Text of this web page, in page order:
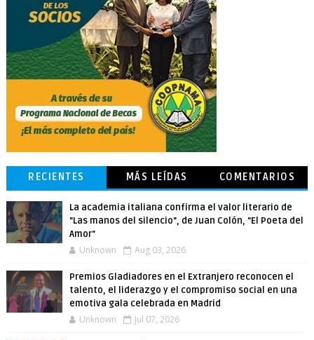
RECIENTES MÁS LEÍDAS COMENTARIOS
La academia italiana confirma el valor literario de
"Las manos del silencio", de Juan Colón, "El Poeta del
Amor"
Unknown Aug 03, 2026
Premios Gladiadores en el Extranjero reconocen el
talento, el liderazgo y el compromiso social en una
emotiva gala celebrada en Madrid
Unknown Jul 07, 2026